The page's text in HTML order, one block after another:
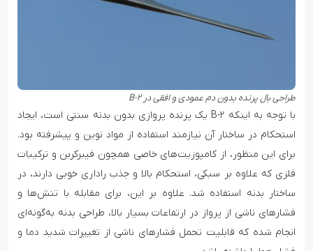
طراحی بال پرنده بدون دم عمودی و افقی در B-۲
با توجه به اینکه B-۲ یک پرنده پروازی بدون بدنه سنتی است، ایجاد
استحکام در ساختار آن نیازمند استفاده از مواد نوین و پیشرفته بود.
برای این منظور، از کامپوزیت‌های خاصی همچون فیبرکربن و ترکیبات
فلزی که علاوه بر سبکی، استحکام بالا و جذب راداری خوبی دارند، در
ساختار بدنه استفاده شد. علاوه بر این، برای مقابله با تنش‌ها و
فشارهای ناشی از پرواز در ارتفاعات بسیار بالا، طراحی بدنه به‌گونه‌ای
انجام شده که قابلیت تحمل فشارهای ناشی از تغییرات شدید دما و